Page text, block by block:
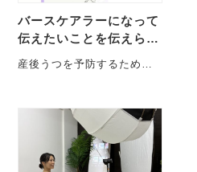
バースケアラーになって
伝えたいことを伝えられ
る自分になる
産後うつを予防するため
ムでサポートしている、一